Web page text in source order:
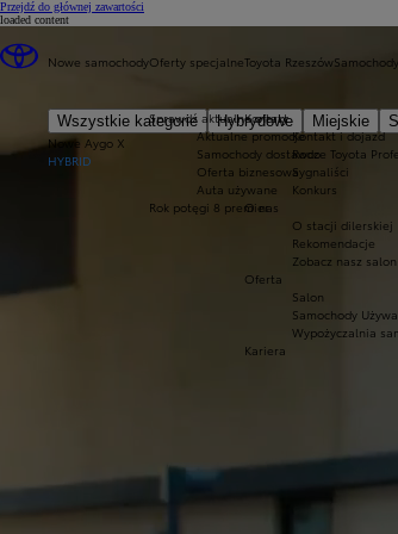
Przejdź do głównej zawartości
Nowe samochody
Wszystkie kategorie Hybrydowe Miejskie
Nowe Aygo X
HYBRID
Oferty specjalne
Sprawdź aktualne oferty
Aktualne promocje
Samochody dostawcze Toyota
Oferta biznesowa
Auta używane
Rok potęgi 8 premier
Toyota Rzeszów
Kontakt
Kontakt i dojazd
Rodo
Sygnaliści
Konkurs
O nas
O stacji dilerskiej
Rekomendacje
Zobacz nasz
Oferta
Salon
Samochody
Wypożyczalnia
Kariera
loaded content